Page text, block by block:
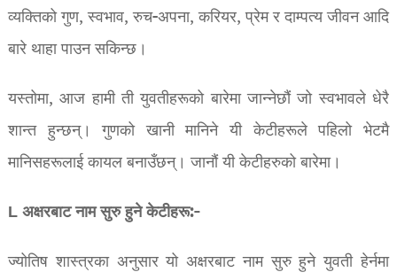
व्यक्तिको गुण, स्वभाव, रुच-अपना, करियर, प्रेम र दाम्पत्य जीवन आदि
बारे थाहा पाउन सकिन्छ।
यस्तोमा, आज हामी ती युवतीहरूको बारेमा जान्नेछौं जो स्वभावले धेरै
शान्त हुन्छन्। गुणको खानी मानिने यी केटीहरूले पहिलो भेटमै
मानिसहरूलाई कायल बनाउँछन्। जानौं यी केटीहरुको बारेमा।
L अक्षरबाट नाम सुरु हुने केटीहरू:-
ज्योतिष शास्त्रका अनुसार यो अक्षरबाट नाम सुरु हुने युवती हेर्नमा